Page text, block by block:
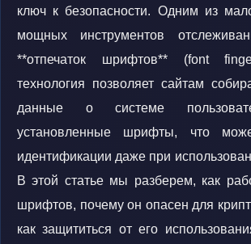
ключ к безопасности. Одним из
мощных инструментов
**отпечаток шрифтов** (font
технология позволяет сайтам
данные о системе
установленные шрифты, что
идентификации даже при
В этой статье мы разберем, как
шрифтов, почему он опасен для
как защититься от его